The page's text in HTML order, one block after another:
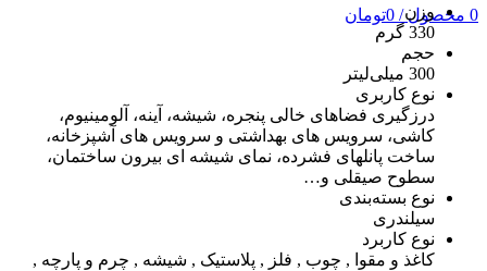
0 محصول /
0تومان
وزن
330 گرم
حجم
300 میلی‌لیتر
نوع کاربری
درزگیری فضاهای خالی پنجره، شیشه، آینه، آلومینیوم،
کاشی، سرویس های بهداشتی و سرویس های آشپزخانه،
ساخت پانلهای فشرده، نمای شیشه ای بیرون ساختمان،
سطوح صیقلی و…
نوع بسته‌بندی
سیلندری
نوع کاربرد
کاغذ و مقوا , چوب , فلز , پلاستیک , شیشه , چرم و پارچه ,